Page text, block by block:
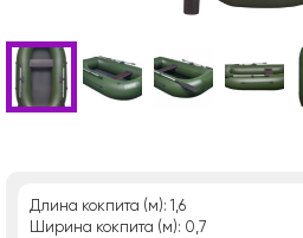
Длина кокпита (м): 1,6
Ширина кокпита (м): 0,7